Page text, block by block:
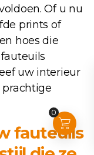
0
Of u nu
prints of
hoes die
uw interieur
fauteuils